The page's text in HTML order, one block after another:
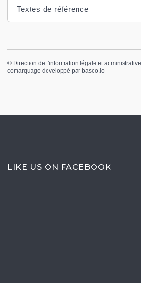
Textes de référence
© Direction de l'information légale et administrative
comarquage developpé par baseo.io
LIKE US ON FACEBOOK